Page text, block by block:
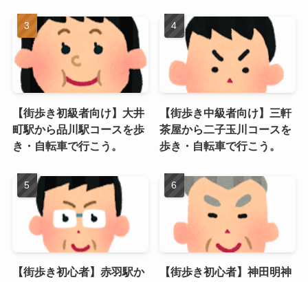
【街歩き初級者向け】大井
町駅から品川駅コースを歩
き・自転車で行こう。
【街歩き中級者向け】三軒
茶屋から二子玉川コースを
歩き・自転車で行こう。
【街歩き初心者】赤羽駅か
【街歩き初心者】神田明神